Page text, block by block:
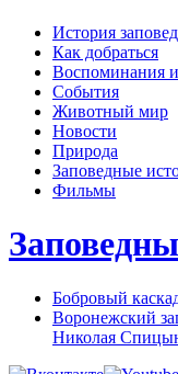
История
Как добраться
Воспоминания
События
Животный мир
Новости
Природа
Заповедные
Фильмы
Бобровый
Воронежский
Николая